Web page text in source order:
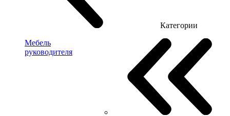
Категории
Мебель
руководителя